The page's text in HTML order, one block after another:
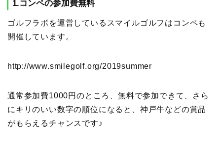
1.コンペの参加費無料
ゴルフラボを運営しているスマイルゴルフはコンペも
開催しています。
http://www.smilegolf.org/2019summer
通常参加費1000円のところ、無料で参加できて、さら
にキリのいい数字の順位になると、神戸牛などの賞品
がもらえるチャンスです♪